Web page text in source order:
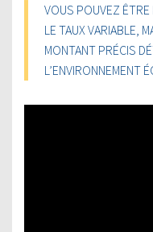
VOUS POUVEZ
LE TAUX VARIABLE,
MONTANT PRÉCIS
L’ENVIRONNEMENT